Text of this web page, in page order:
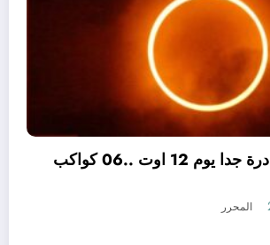
اتفاق مكة وتحولات هندسة
المحرر